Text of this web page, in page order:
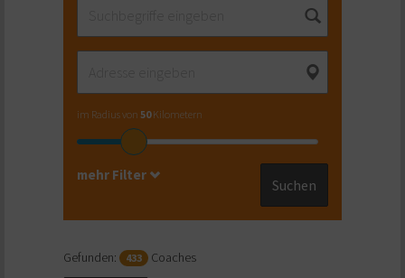
im Radius von 50Kilometern
Suchen
mehr Filter
Gefunden: 433 Coaches